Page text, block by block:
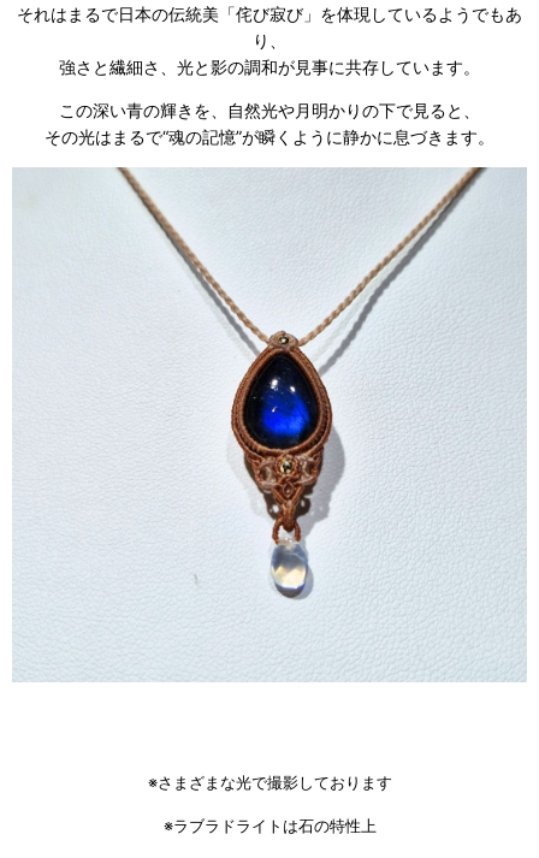
それはまるで日本の伝統美「侘び寂び」を体現しているようでもあ
り、
強さと繊細さ、光と影の調和が見事に共存しています。
この深い青の輝きを、自然光や月明かりの下で見ると、
その光はまるで“魂の記憶”が瞬くように静かに息づきます。
※さまざまな光で撮影しております
※ラブラドライトは石の特性上